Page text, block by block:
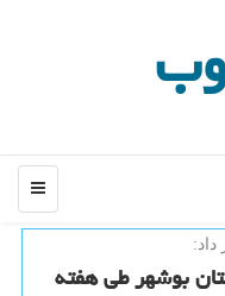
منو
بوشهر طی هفته